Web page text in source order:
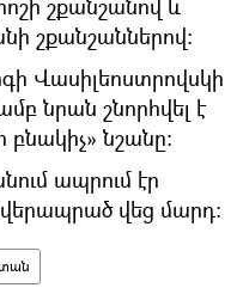
շքանշաններով:
Վասիլեոստրովսկի
նրան շնորհվել է
նշանը։
ապրում էր
վեց մարդ։